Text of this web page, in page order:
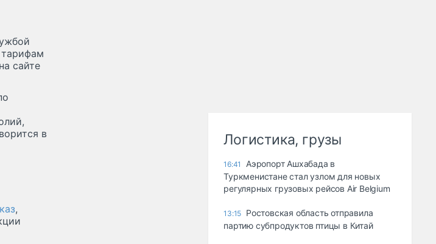
сайте
в
,
Логистика, грузы
16:41
Аэропорт Ашхабада в
Туркменистане стал узлом для новых
регулярных грузовых рейсов Air Belgium
13:15 Ростовская область отправила
партию субпродуктов птицы в Китай